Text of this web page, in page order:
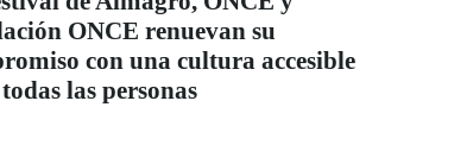
ONCE renuevan su
con una cultura accesible
las personas